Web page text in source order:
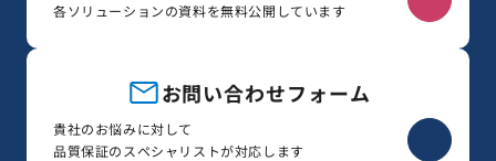
各ソリューションの資料を無料公開しています
お問い合わせフォーム
貴社のお悩みに対して
品質保証のスペシャリストが対応します